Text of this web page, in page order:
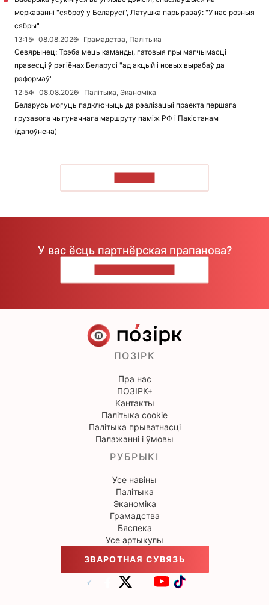
меркаванні "сяброў у Беларусі", Латушка парыраваў: "У нас розныя
сябры"
13:15
08.08.2026
Грамадства, Палітыка
Севярынец: Трэба мець каманды, гатовыя пры магчымасці
правесці ў рэгіёнах Беларусі "ад акцый і новых вырабаў да
рэформаў"
12:54
08.08.2026
Палітыка, Эканоміка
Беларусь могуць падключыць да рэалізацыі праекта першага
грузавога чыгуначнага маршруту паміж РФ і Пакістанам
(дапоўнена)
У вас ёсць партнёрская прапанова?
ПОЗІРК
Пра нас
ПОЗІРК+
Кантакты
Палітыка cookie
Палітыка прыватнасці
Палажэнні і ўмовы
РУБРЫКІ
Усе навіны
Палітыка
Эканоміка
Грамадства
Бяспека
Усе артыкулы
ЗВАРОТНАЯ СУВЯЗЬ